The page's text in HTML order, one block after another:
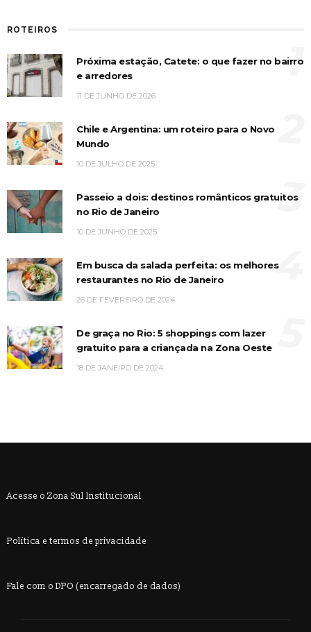
ROTEIROS
Próxima estação, Catete: o que fazer no bairro
e arredores
11 DE JUNHO DE 2026
1
Chile e Argentina: um roteiro para o Novo
Mundo
10 DE JULHO DE 2025
Passeio a dois: destinos românticos gratuitos
no Rio de Janeiro
10 DE JUNHO DE 2025
3
Em busca da salada perfeita: os melhores
restaurantes no Rio de Janeiro
26 DE FEVEREIRO DE 2024
4
De graça no Rio: 5 shoppings com lazer
gratuito para a criançada na Zona Oeste
18 DE JANEIRO DE 2024
Acesse o Zona Sul Institucional
Política e termos de privacidade
Fale com o DPO (encarregado de dados)